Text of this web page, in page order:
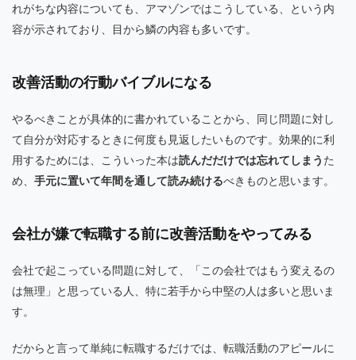
れがちな内容についても、アマゾンではこうしている、という内
容が示されており、目から鱗の内容も多いです。
改善活動の行動バイブルになる
やるべきことが具体的に書かれていることから、同じ問題に対し
て自分が対応するときに何度も見返したいものです。効果的に利
用するためには、こういった本は読んだだけでは忘れてしまう た
め、 手元に置いて年間を通して読み続けるべきものと思います。
会社が嫌で転職する前に改善活動をやってみる
会社で起こっている問題に対して、「この会社ではもう変えるの
は無理」と思っている人、特に若手から中堅の人は多いと思いま
す。
だからと言って単純に転職するだけでは、転職活動のアピールに